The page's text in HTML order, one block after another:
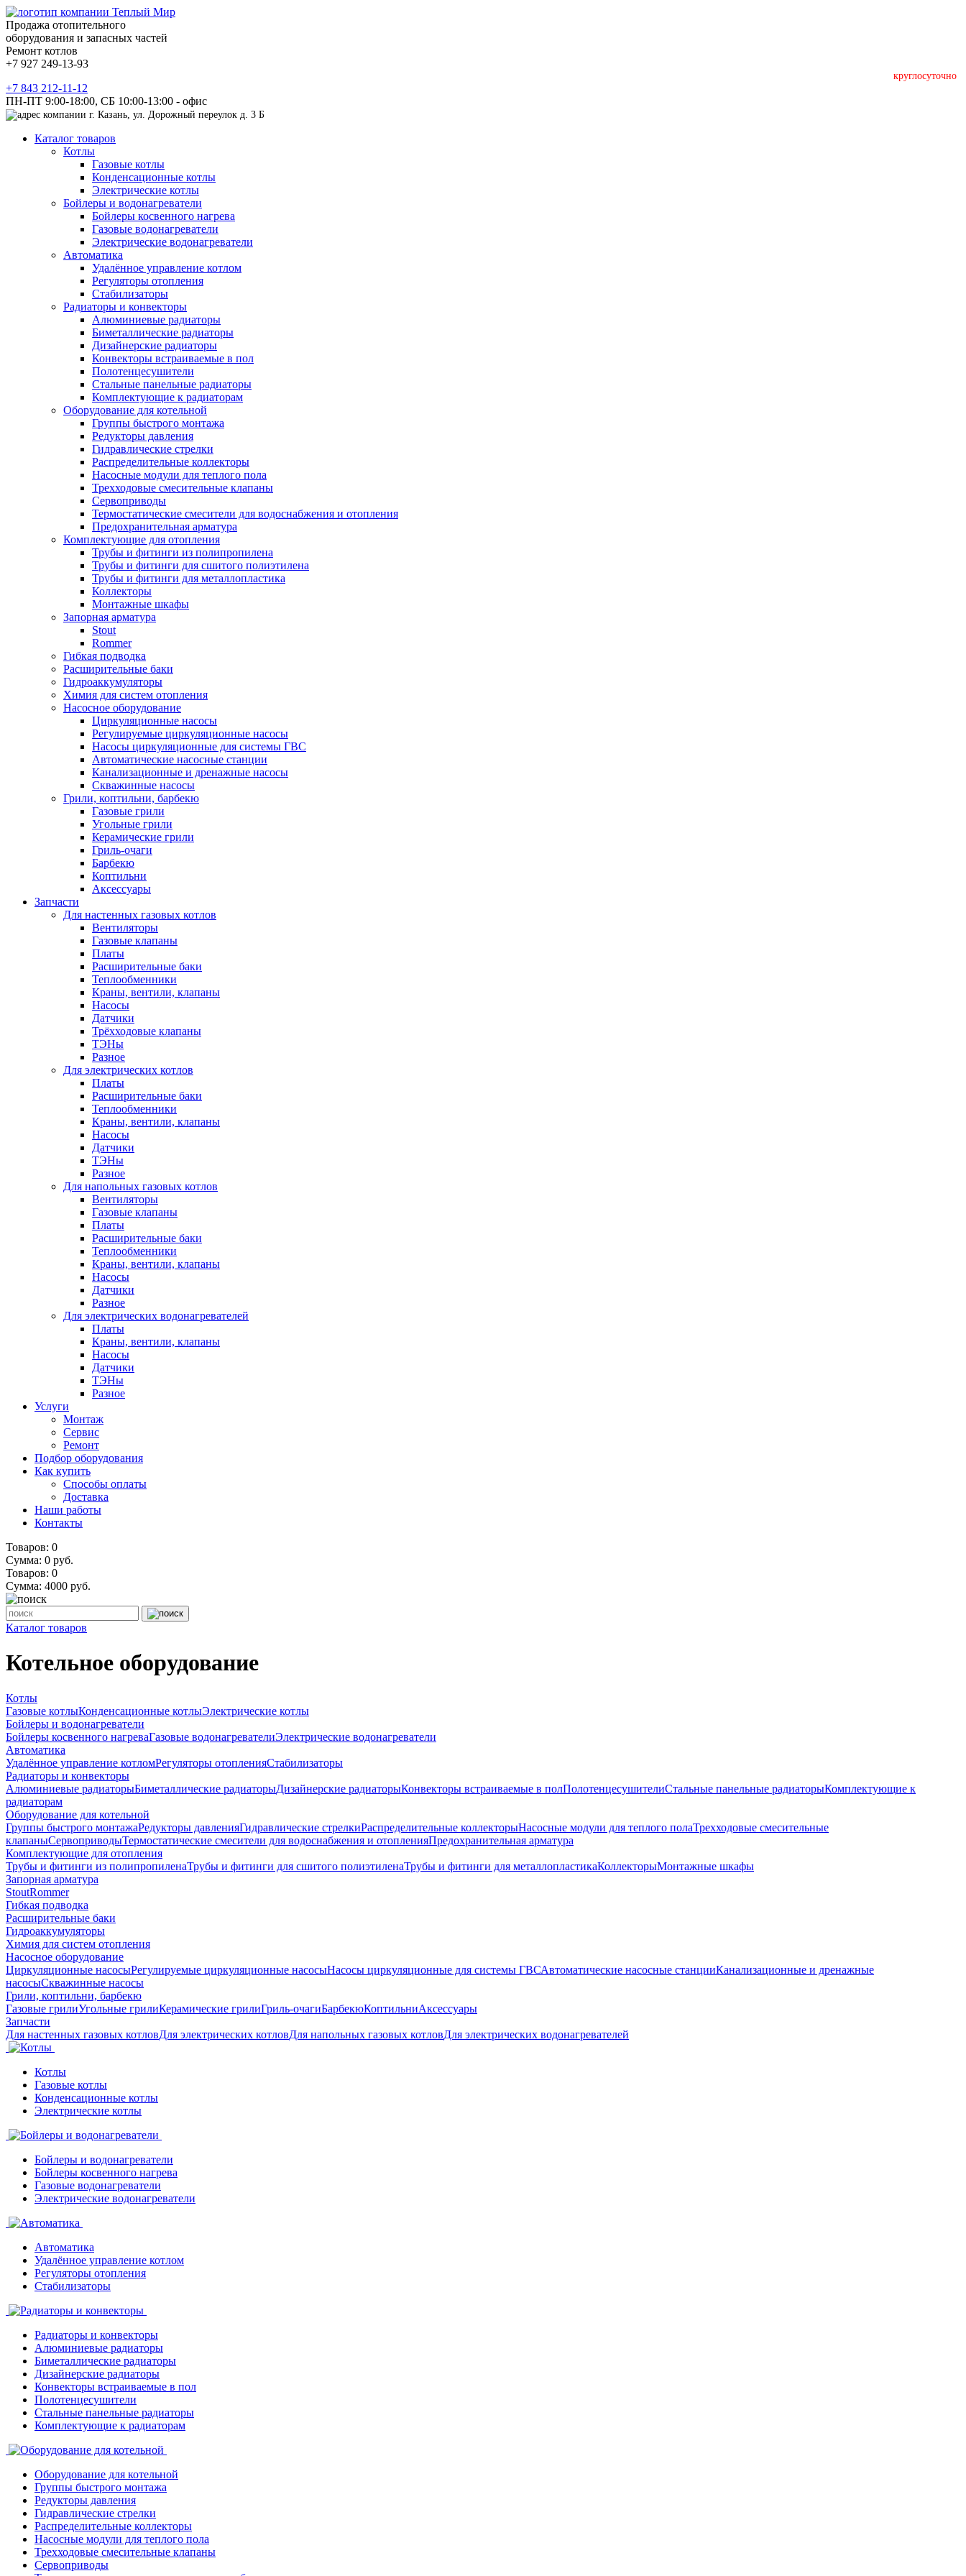
Продажа отопительного
оборудования и запасных частей
Ремонт котлов
+7 927 249-13-93
круглосуточно
+7 843 212-11-12
ПН-ПТ 9:00-18:00, СБ 10:00-13:00 - офис
г. Казань, ул. Дорожный переулок д. 3 Б
Каталог товаров
Котлы
Газовые котлы
Конденсационные котлы
Электрические котлы
Бойлеры и водонагреватели
Бойлеры косвенного нагрева
Газовые водонагреватели
Электрические водонагреватели
Автоматика
Удалённое управление котлом
Регуляторы отопления
Стабилизаторы
Радиаторы и конвекторы
Алюминиевые радиаторы
Биметаллические радиаторы
Дизайнерские радиаторы
Конвекторы встраиваемые в пол
Полотенцесушители
Стальные панельные радиаторы
Комплектующие к радиаторам
Оборудование для котельной
Группы быстрого монтажа
Редукторы давления
Гидравлические стрелки
Распределительные коллекторы
Насосные модули для теплого пола
Трехходовые смесительные клапаны
Сервоприводы
Термостатические смесители для водоснабжения и отопления
Предохранительная арматура
Комплектующие для отопления
Трубы и фитинги из полипропилена
Трубы и фитинги для сшитого полиэтилена
Трубы и фитинги для металлопластика
Коллекторы
Монтажные шкафы
Запорная арматура
Stout
Rommer
Гибкая подводка
Расширительные баки
Гидроаккумуляторы
Химия для систем отопления
Насосное оборудование
Циркуляционные насосы
Регулируемые циркуляционные насосы
Насосы циркуляционные для системы ГВС
Автоматические насосные станции
Канализационные и дренажные насосы
Скважинные насосы
Грили, коптильни, барбекю
Газовые грили
Угольные грили
Керамические грили
Гриль-очаги
Барбекю
Коптильни
Аксессуары
Запчасти
Для настенных газовых котлов
Вентиляторы
Газовые клапаны
Платы
Расширительные баки
Теплообменники
Краны, вентили, клапаны
Насосы
Датчики
Трёхходовые клапаны
ТЭНы
Разное
Для электрических котлов
Платы
Расширительные баки
Теплообменники
Краны, вентили, клапаны
Насосы
Датчики
ТЭНы
Разное
Для напольных газовых котлов
Вентиляторы
Газовые клапаны
Платы
Расширительные баки
Теплообменники
Краны, вентили, клапаны
Насосы
Датчики
Разное
Для электрических водонагревателей
Платы
Краны, вентили, клапаны
Насосы
Датчики
ТЭНы
Разное
Услуги
Монтаж
Сервис
Ремонт
Подбор оборудования
Как купить
Способы оплаты
Доставка
Наши работы
Контакты
Товаров: 0
Сумма: 0 руб.
Товаров: 0
Сумма: 4000 руб.
Каталог товаров
Котельное оборудование
Котлы
Газовые котлыКонденсационные котлыЭлектрические котлы
Бойлеры и водонагреватели
Бойлеры косвенного нагреваГазовые водонагревателиЭлектрические водонагреватели
Автоматика
Удалённое управление котломРегуляторы отопленияСтабилизаторы
Радиаторы и конвекторы
Алюминиевые радиаторыБиметаллические радиаторыДизайнерские радиаторыКонвекторы встраиваемые в полПолотенцесушителиСтальные панельные радиаторыКомплектующие к
радиаторам
Оборудование для котельной
Группы быстрого монтажаРедукторы давленияГидравлические стрелкиРаспределительные коллекторыНасосные модули для теплого полаТрехходовые смесительные
клапаныСервоприводыТермостатические смесители для водоснабжения и отопленияПредохранительная арматура
Комплектующие для отопления
Трубы и фитинги из полипропиленаТрубы и фитинги для сшитого полиэтиленаТрубы и фитинги для металлопластикаКоллекторыМонтажные шкафы
Запорная арматура
StoutRommer
Гибкая подводка
Расширительные баки
Гидроаккумуляторы
Химия для систем отопления
Насосное оборудование
Циркуляционные насосыРегулируемые циркуляционные насосыНасосы циркуляционные для системы ГВСАвтоматические насосные станцииКанализационные и дренажные
насосыСкважинные насосы
Грили, коптильни, барбекю
Газовые грилиУгольные грилиКерамические грилиГриль-очагиБарбекюКоптильниАксессуары
Запчасти
Для настенных газовых котловДля электрических котловДля напольных газовых котловДля электрических водонагревателей
Котлы
Газовые котлы
Конденсационные котлы
Электрические котлы
Бойлеры и водонагреватели
Бойлеры косвенного нагрева
Газовые водонагреватели
Электрические водонагреватели
Автоматика
Удалённое управление котлом
Регуляторы отопления
Стабилизаторы
Радиаторы и конвекторы
Алюминиевые радиаторы
Биметаллические радиаторы
Дизайнерские радиаторы
Конвекторы встраиваемые в пол
Полотенцесушители
Стальные панельные радиаторы
Комплектующие к радиаторам
Оборудование для котельной
Группы быстрого монтажа
Редукторы давления
Гидравлические стрелки
Распределительные коллекторы
Насосные модули для теплого пола
Трехходовые смесительные клапаны
Сервоприводы